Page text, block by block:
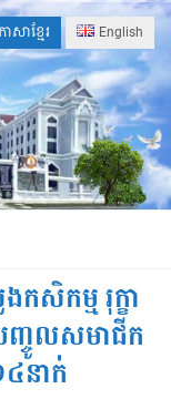
ាសាខ្មែរ English
សិកម្ម រុក្ខា
ញ្ចូលសមាជីក
នាក់